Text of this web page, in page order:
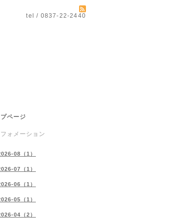
tel / 0837-22-2440
プページ
ォメーション
08（1）
07（1）
06（1）
05（1）
04（2）